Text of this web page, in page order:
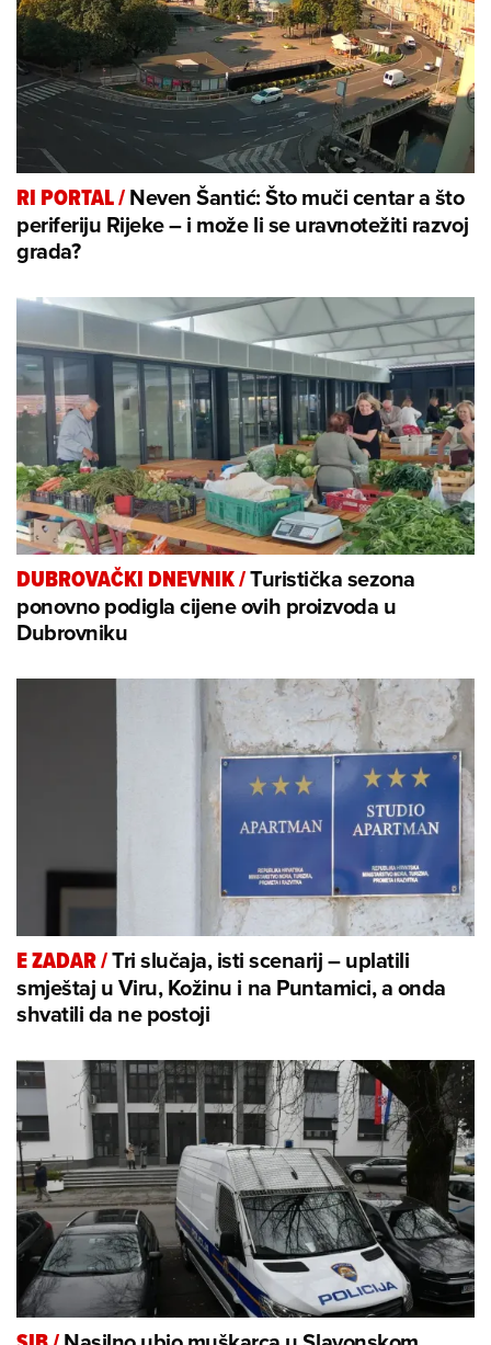
RI PORTAL/Neven Šantić: Što muči centar a što
periferiju Rijeke – i može li se uravnotežiti razvoj
grada?
DUBROVAČKI DNEVNIK/Turistička sezona
ponovno podigla cijene ovih proizvoda u
Dubrovniku
E ZADAR/Tri slučaja, isti scenarij – uplatili
smještaj u Viru, Kožinu i na Puntamici, a onda
shvatili da ne postoji